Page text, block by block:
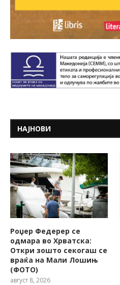
НАЈНОВИ
Роџер Федерер се
одмара во Хрватска:
Откри зошто секогаш се
враќа на Мали Лошињ
(ФОТО)
август 8, 2026